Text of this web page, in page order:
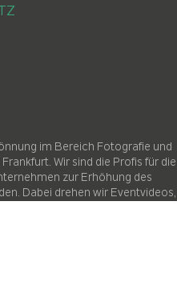
im Bereich Fotografie und
Wir sind die Profis für die
zur Erhöhung des
Dabei drehen wir Eventvideos,